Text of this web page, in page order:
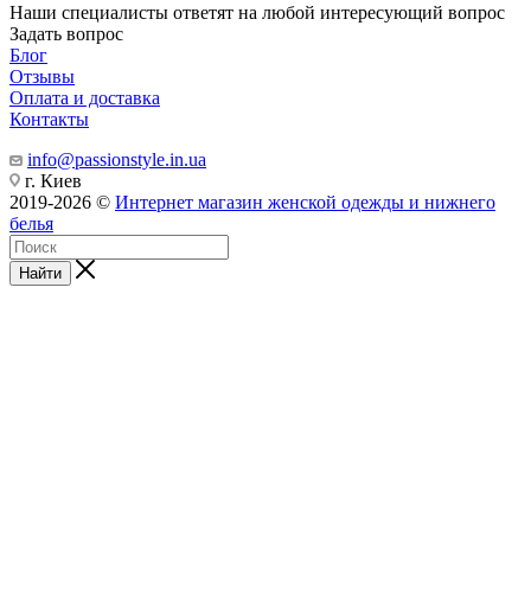
Наши специалисты ответят на любой интересующий вопрос
Задать вопрос
Блог
Отзывы
Оплата и доставка
Контакты
info@passionstyle.in.ua
г. Киев
2019-2026 © Интернет магазин женской одежды и нижнего
белья
Найти